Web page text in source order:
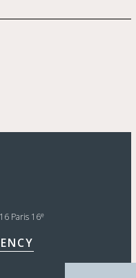
Paris 16e